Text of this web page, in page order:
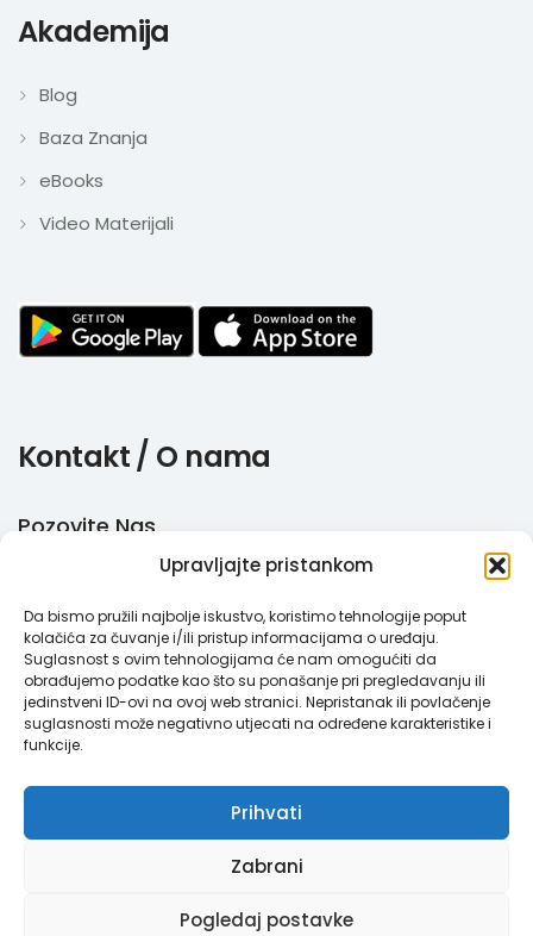
Upravljajte pristankom
Da bismo pružili najbolje iskustvo, koristimo tehnologije poput
kolačića za čuvanje i/ili pristup informacijama o uređaju.
Suglasnost s ovim tehnologijama će nam omogućiti da
obrađujemo podatke kao što su ponašanje pri pregledavanju ili
jedinstveni ID-ovi na ovoj web stranici. Nepristanak ili povlačenje
suglasnosti može negativno utjecati na određene karakteristike i
funkcije.
Prihvati
Zabrani
Pogledaj postavke
Akademija
Blog
Baza Znanja
eBooks
Video Materijali
Kontakt / O nama
Pozovite Nas
+385 51 770 710
Email
info@megabooker.hr
WhatsApp / Viber